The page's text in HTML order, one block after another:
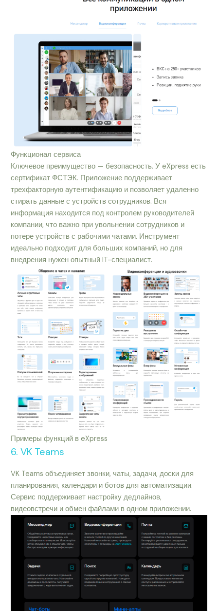
Функционал сервиса
Ключевое преимущество — безопасность. У eXpress есть
сертификат ФСТЭК. Приложение поддерживает
трехфакторную аутентификацию и позволяет удаленно
стирать данные с устройств сотрудников. Вся
информация находится под контролем руководителей
компании, что важно при увольнении сотрудников и
потере устройств с рабочими чатами. Инструмент
идеально подходит для больших компаний, но для
внедрения нужен опытный IT-специалист.
Примеры функций в eXpress
6. VK Teams
VK Teams объединяет звонки, чаты, задачи, доски для
планирования, календари и ботов для автоматизации.
Сервис поддерживает настройку дедлайнов,
видеовстречи и обмен файлами в одном приложении.